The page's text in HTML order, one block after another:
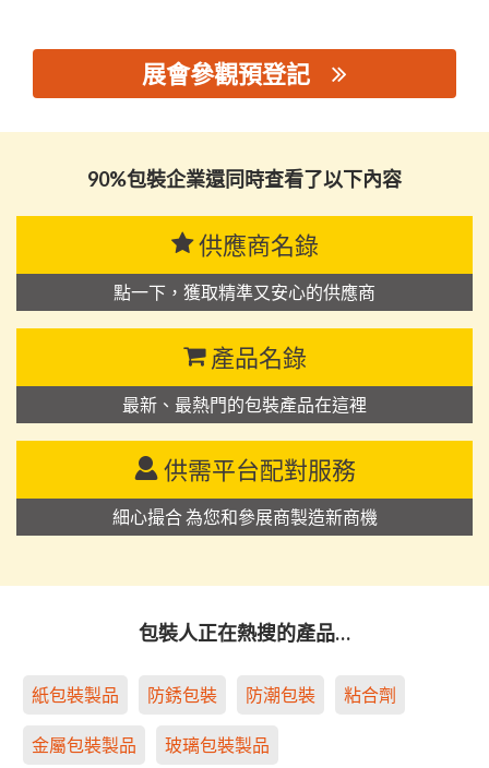
展會參觀預登記
90%包裝企業還同時查看了以下內容
供應商名錄
點一下，獲取精準又安心的供應商
產品名錄
最新、最熱門的包裝產品在這裡
供需平台配對服務
細心撮合 為您和參展商製造新商機
包裝人正在熱搜的產品…
紙包裝製品 防銹包裝 防潮包裝 粘合劑
金屬包裝製品 玻璃包裝製品